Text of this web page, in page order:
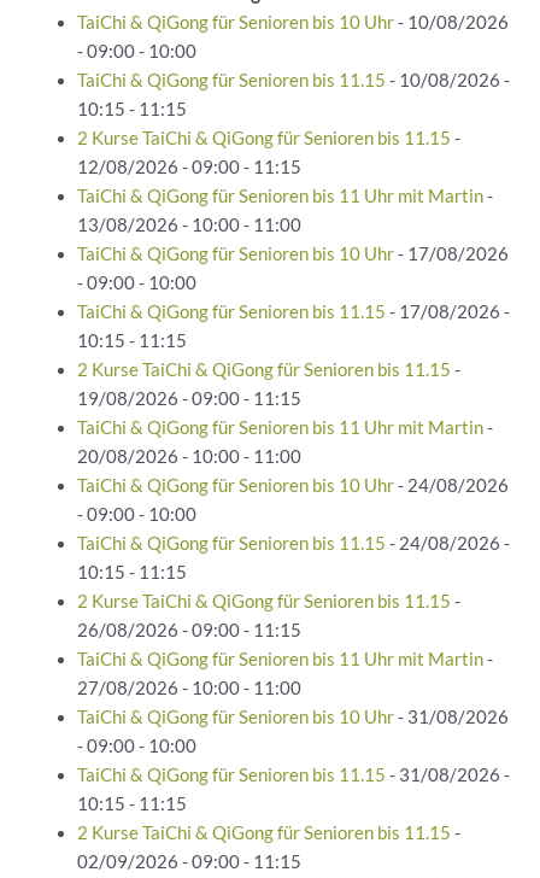
TaiChi & QiGong für Senioren bis 10 Uhr- 10/08/2026
- 09:00 - 10:00
TaiChi & QiGong für Senioren bis 11.15 - 10/08/2026 -
10:15 - 11:15
2 Kurse TaiChi & QiGong für Senioren bis 11.15 -
12/08/2026 - 09:00 - 11:15
TaiChi & QiGong für Senioren bis 11 Uhr mit Martin-
13/08/2026 - 10:00 - 11:00
TaiChi & QiGong für Senioren bis 10 Uhr- 17/08/2026
- 09:00 - 10:00
TaiChi & QiGong für Senioren bis 11.15 - 17/08/2026 -
10:15 - 11:15
2 Kurse TaiChi & QiGong für Senioren bis 11.15 -
19/08/2026 - 09:00 - 11:15
TaiChi & QiGong für Senioren bis 11 Uhr mit Martin-
20/08/2026 - 10:00 - 11:00
TaiChi & QiGong für Senioren bis 10 Uhr- 24/08/2026
- 09:00 - 10:00
TaiChi & QiGong für Senioren bis 11.15 - 24/08/2026 -
10:15 - 11:15
2 Kurse TaiChi & QiGong für Senioren bis 11.15 -
26/08/2026 - 09:00 - 11:15
TaiChi & QiGong für Senioren bis 11 Uhr mit Martin-
27/08/2026 - 10:00 - 11:00
TaiChi & QiGong für Senioren bis 10 Uhr- 31/08/2026
- 09:00 - 10:00
TaiChi & QiGong für Senioren bis 11.15 - 31/08/2026 -
10:15 - 11:15
2 Kurse TaiChi & QiGong für Senioren bis 11.15 -
02/09/2026 - 09:00 - 11:15